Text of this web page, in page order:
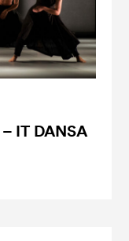
IT DANSA